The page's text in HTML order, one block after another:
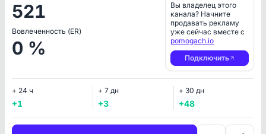
521
Вовлеченность (ER)
0 %
Вы владелец этого
канала? Начните
продавать рекламу
уже сейчас вместе с
pomogach.io
Подключить
+ 24 ч
+1
+ 7 дн
+3
+ 30 дн
+48